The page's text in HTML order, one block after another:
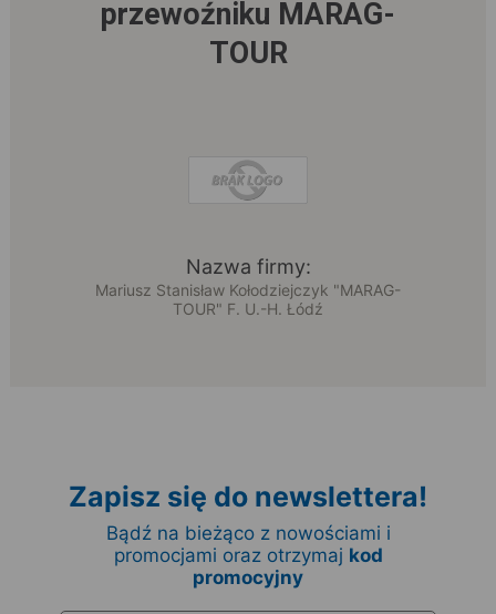
przewoźniku MARAG-
TOUR
Nazwa firmy:
Mariusz Stanisław Kołodziejczyk "MARAG-
TOUR" F. U.-H. Łódź
Zapisz się do newslettera!
Bądź na bieżąco z nowościami i
promocjami oraz otrzymaj kod
promocyjny